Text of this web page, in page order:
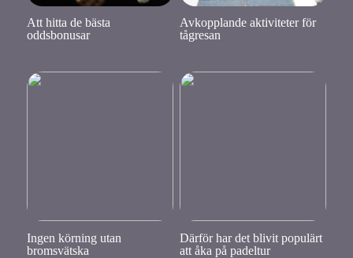
Att hitta de bästa
oddsbonusar
Avkopplande aktiviteter för
tågresan
Ingen körning utan
bromsvätska
Därför har det blivit populärt
att åka på padeltur